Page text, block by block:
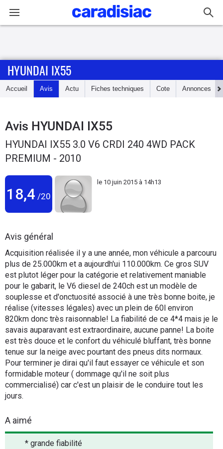
Accueil
Essais
Guide
d'achat
Utilitaires
Flottes
Services
Forum
Moto
Marques
HYUNDAI IX55
Accueil Avis Actu Fiches techniques Cote Annonces
Avis HYUNDAI IX55
HYUNDAI IX55 3.0 V6 CRDI 240 4WD PACK
PREMIUM - 2010
18,4 /20
le 10 juin 2015 à 14h13
Avis général
Acquisition réalisée il y a une année, mon véhicule a parcouru
plus de 25.000km et a aujourdh'ui 110.000km. Ce gros SUV
est plutot léger pour la catégorie et relativement maniable
pour le gabarit, le V6 diesel de 240ch est un modèle de
souplesse et d'onctuosité associé à une très bonne boite, je
réalise (vitesses légales) avec un plein de 60l environ
820km donc très raisonnable! La fiabilité de ce 4*4 mais je le
savais auparavant est extraordinaire, aucune panne! La boite
est très douce et le confort du véhiculé bluffant, très bonne
tenue sur la neige avec pourtant des pneus dits normaux.
Pour terminer je dirai qu'il faut essayer ce véhicule et son
formidable moteur ( dommage qu'il ne soit plus
commercialisé) car c'est un plaisir de le conduire tout les
jours.
A aimé
* grande fiabilité